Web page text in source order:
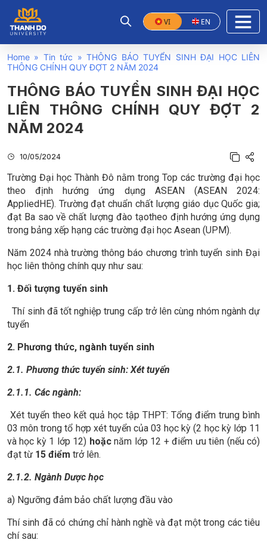
VI EN
Home » Tin tức »THÔNG BÁO TUYỂN SINH ĐẠI HỌC LIÊN
THÔNG CHÍNH QUY ĐỢT 2 NĂM 2024
THÔNG BÁO TUYỂN SINH ĐẠI HỌC
LIÊN THÔNG CHÍNH QUY ĐỢT 2
NĂM 2024
10/05/2024
Trường Đại học Thành Đô nằm trong Top các trường đại học
theo định hướng ứng dụng ASEAN (ASEAN 2024:
AppliedHE). Trường đạt chuẩn chất lượng giáo dục Quốc gia;
đạt Ba sao về chất lượng đào tạotheo định hướng ứng dụng
trong bảng xếp hạng các trường đại học Asean (UPM).
Năm 2024 nhà trường thông báo chương trình tuyển sinh Đại
học liên thông chính quy như sau:
1. Đối tượng tuyển sinh
Thí sinh đã tốt nghiệp trung cấp trở lên cùng nhóm ngành dự
tuyển
2. Phương thức, ngành tuyển sinh
2.1. Phương thức tuyển sinh: Xét tuyển
2.1.1. Các ngành:
Xét tuyển theo kết quả học tập THPT: Tổng điểm trung bình
03 môn trong tổ hợp xét tuyển của 03 học kỳ (2 học kỳ lớp 11
và học kỳ 1 lớp 12) hoặcnăm lớp 12 + điểm ưu tiên (nếu có)
đạt từ 15 điểm trở lên.
2.1.2. Ngành Dược học
a) Ngưỡng đảm bảo chất lượng đầu vào
Thí sinh đã có chứng chỉ hành nghề và đạt một trong các tiêu
chí sau: